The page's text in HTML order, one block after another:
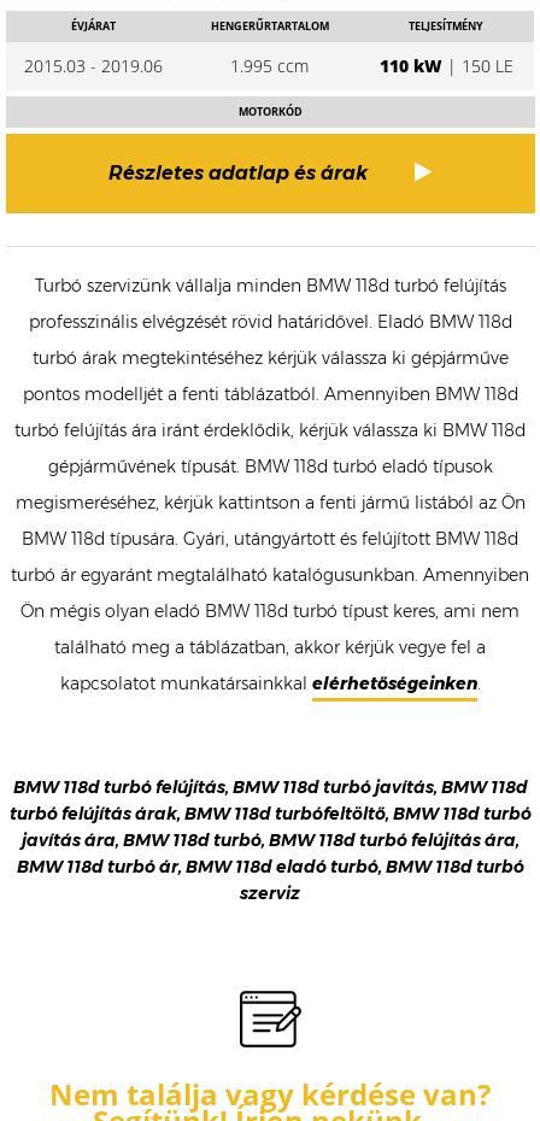
ÉVJÁRAT
2015.03 - 2019.06
HENGERŰRTARTALOM
1.995 ccm
TELJESÍTMÉNY
110 kW| 150 LE
MOTORKÓD
Részletes adatlap és árak
Turbó szervizünk vállalja minden BMW 118d turbó felújítás
professzinális elvégzését rövid határidővel. Eladó BMW 118d
turbó árak megtekintéséhez kérjük válassza ki gépjárműve
pontos modelljét a fenti táblázatból. Amennyiben BMW 118d
turbó felújítás ára iránt érdeklődik, kérjük válassza ki BMW 118d
gépjárművének típusát. BMW 118d turbó eladó típusok
megismeréséhez, kérjük kattintson a fenti jármű listából az Ön
BMW 118d típusára. Gyári, utángyártott és felújított BMW 118d
turbó ár egyaránt megtalálható katalógusunkban. Amennyiben
Ön mégis olyan eladó BMW 118d turbó típust keres, ami nem
található meg a táblázatban, akkor kérjük vegye fel a
kapcsolatot munkatársainkkal elérhetőségeinken.
BMW 118d turbó felújítás, BMW 118d turbó javítás, BMW 118d
turbó felújítás árak, BMW 118d turbófeltöltő, BMW 118d turbó
javítás ára, BMW 118d turbó, BMW 118d turbó felújítás ára,
BMW 118d turbó ár, BMW 118d eladó turbó, BMW 118d turbó
szerviz
Nem találja vagy kérdése van?